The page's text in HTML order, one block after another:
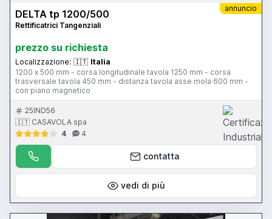
annuncio
DELTA tp 1200/500
Rettificatrici Tangenziali
prezzo su richiesta
Localizzazione: 🇮🇹 Italia
1200 x 500 mm - corsa longitudinale tavola 1250 mm - corsa
trasversale tavola 450 mm - distanza tavola asse mola 600 mm -
con piano magnetico
25IND56
🇮🇹 CASAVOLA spa
4
4
contatta
vedi di più